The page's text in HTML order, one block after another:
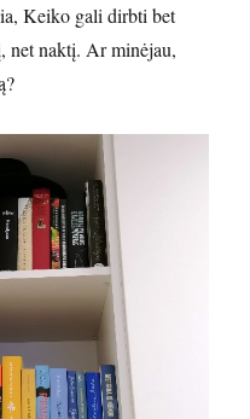
Keiko gali dirbti bet
net naktį. Ar minėjau,